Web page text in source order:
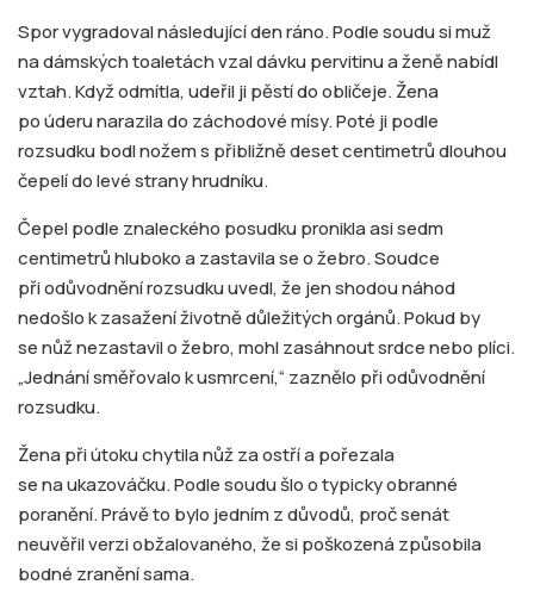
Spor vygradoval následující den ráno. Podle soudu si muž
na dámských toaletách vzal dávku pervitinu a ženě nabídl
vztah. Když odmítla, udeřil ji pěstí do obličeje. Žena
po úderu narazila do záchodové mísy. Poté ji podle
rozsudku bodl nožem s přibližně deset centimetrů dlouhou
čepelí do levé strany hrudníku.
Čepel podle znaleckého posudku pronikla asi sedm
centimetrů hluboko a zastavila se o žebro. Soudce
při odůvodnění rozsudku uvedl, že jen shodou náhod
nedošlo k zasažení životně důležitých orgánů. Pokud by
se nůž nezastavil o žebro, mohl zasáhnout srdce nebo plíci.
„Jednání směřovalo k usmrcení,“ zaznělo při odůvodnění
rozsudku.
Žena při útoku chytila nůž za ostří a pořezala
se na ukazováčku. Podle soudu šlo o typicky obranné
poranění. Právě to bylo jedním z důvodů, proč senát
neuvěřil verzi obžalovaného, že si poškozená způsobila
bodné zranění sama.